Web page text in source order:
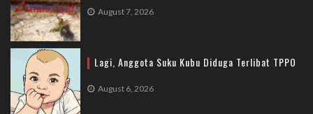
August 7, 2026
Lagi, Anggota Suku Kubu Diduga Terlibat TPPO
August 6, 2026